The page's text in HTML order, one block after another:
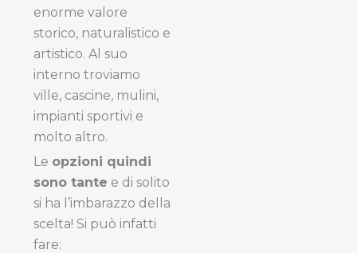
enorme valore
storico, naturalistico e
artistico. Al suo
interno troviamo
ville, cascine, mulini,
impianti sportivi e
molto altro.
Le opzioni quindi
sono tante e di solito
si ha l’imbarazzo della
scelta! Si può infatti
fare: